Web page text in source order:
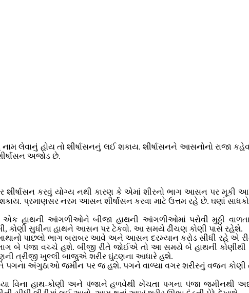
લેવાનું હોય તો શીર્ષાસનનું લઈ શકાય. શીર્ષાસનને આસનોનો રાજા
અજોડ છે.
કરવું યોગ્ય નથી કારણ કે એમાં શીરનો ભાગ આસન પર મૂકી
પ્રમાણસર નરમ આસન શીર્ષાસન કરવા માટે ઉત્તમ રહે છે. ઘણાં
હાથની આંગળીઓને બીજા હાથની આંગળીઓમાં પરોવી મુઠ્ઠી
કોણી સુધીના હાથને આસન પર ટેકવો. આ સમયે ઢીંચણ કોણી પાસે રહેશે.
પાછલો ભાગ બરાબર આવે અને આસન દરમ્યાન કરોડ સીધી રહે એ
બે પંજા વચ્ચે હશે. બીજી રીતે જોઈએ તો આ સમયે બે હાથની
ત્રીજી ખુલ્લી બાજુએ શરીર ઘુંટણના આધારે હશે.
અંગુઠાઓ જમીન પર જ હશે. પગને વાળ્યા વગર શરીરનું વજન કોણી
વિના હાથ-કોણી અને પંજાને હળવેથી ખેંચતા પગના પંજા